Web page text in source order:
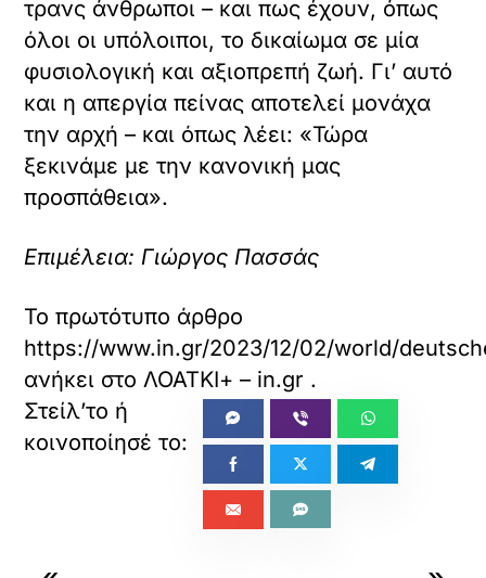
τρανς άνθρωποι – και πως έχουν, όπως
όλοι οι υπόλοιποι, το δικαίωμα σε μία
φυσιολογική και αξιοπρεπή ζωή. Γι’ αυτό
και η απεργία πείνας αποτελεί μονάχα
την αρχή – και όπως λέει: «Τώρα
ξεκινάμε με την κανονική μας
προσπάθεια».
Επιμέλεια: Γιώργος Πασσάς
Το πρωτότυπο άρθρο
https://www.in.gr/2023/12/02/world/
ανήκει στοΛΟΑΤΚΙ+ – in.gr .